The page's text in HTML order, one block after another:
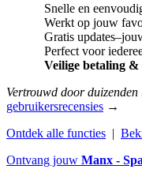
Snelle en
Werkt op jouw
Gratis
Perfect voor
Veilige betaling &
Vertrouwd door
gebruikersrecensies →
Ontdek alle functies |
Ontvang jouw Manx -